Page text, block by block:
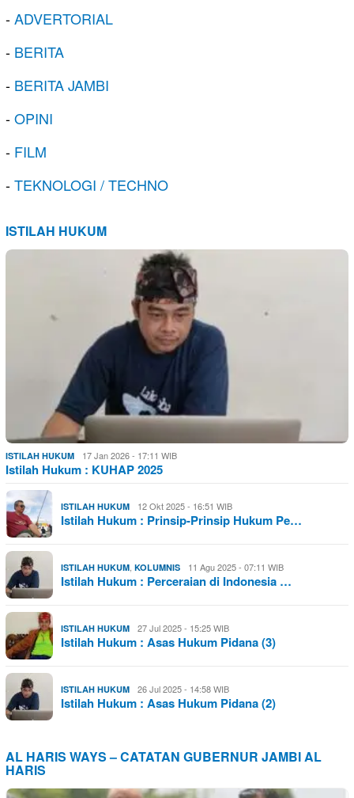
-ADVERTORIAL
- BERITA
- BERITA JAMBI
-OPINI
- FILM
-TEKNOLOGI / TECHNO
ISTILAH HUKUM
ISTILAH HUKUM 17 Jan 2026 - 17:11 WIB
Istilah Hukum : KUHAP 2025
ISTILAH HUKUM 12 Okt 2025 - 16:51 WIB
Istilah Hukum : Prinsip-Prinsip Hukum Pe…
ISTILAH HUKUM, KOLUMNIS 11 Agu 2025 - 07:11 WIB
Istilah Hukum : Perceraian di Indonesia …
ISTILAH HUKUM 27 Jul 2025 - 15:25 WIB
Istilah Hukum : Asas Hukum Pidana (3)
ISTILAH HUKUM 26 Jul 2025 - 14:58 WIB
Istilah Hukum : Asas Hukum Pidana (2)
AL HARIS WAYS – CATATAN GUBERNUR JAMBI AL
HARIS